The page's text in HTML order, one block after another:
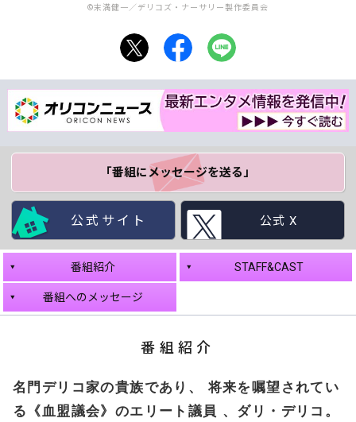
©末満健一／デリコズ・ナーサリー製作委員会
「番組にメッセージを送る」
公式サイト 公式 X
番組紹介 STAFF&CAST
番組へのメッセージ
番組紹介
名門デリコ家の貴族であり、
将来を嘱望されてい
る《血盟議会》のエリート議員 、ダリ・デリコ。